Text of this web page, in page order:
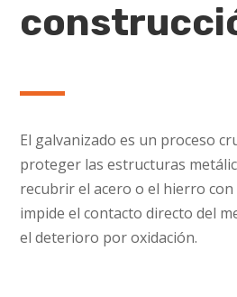
El galvanizado es un proceso
proteger las estructuras
recubrir el acero o el hierro
impide el contacto directo del
el deterioro por oxidación.